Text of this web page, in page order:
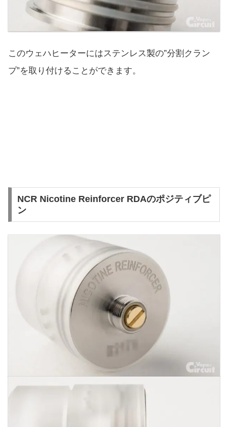
このウェハヒーターにはステンレス製の”分割クラン
プ”を取り付けることができます。
NCR Nicotine Reinforcer RDAのポジティブピ
ン